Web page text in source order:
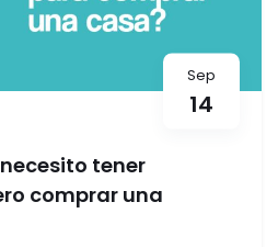
Sep
14
tener
comprar una